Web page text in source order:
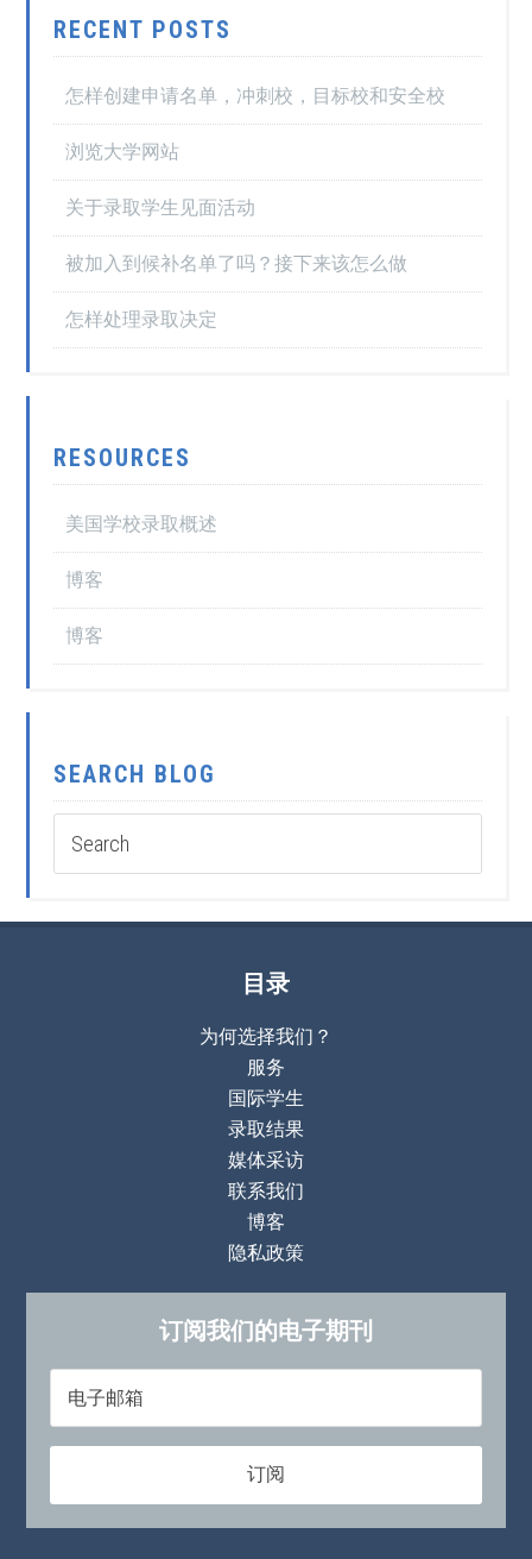
RECENT POSTS
怎样创建申请名单，冲刺校，目标校和安全校
浏览大学网站
关于录取学生见面活动
被加入到候补名单了吗？接下来该怎么做
怎样处理录取决定
RESOURCES
美国学校录取概述
博客
博客
SEARCH BLOG
目录
为何选择我们？
服务
国际学生
录取结果
媒体采访
联系我们
博客
隐私政策
订阅我们的电子期刊